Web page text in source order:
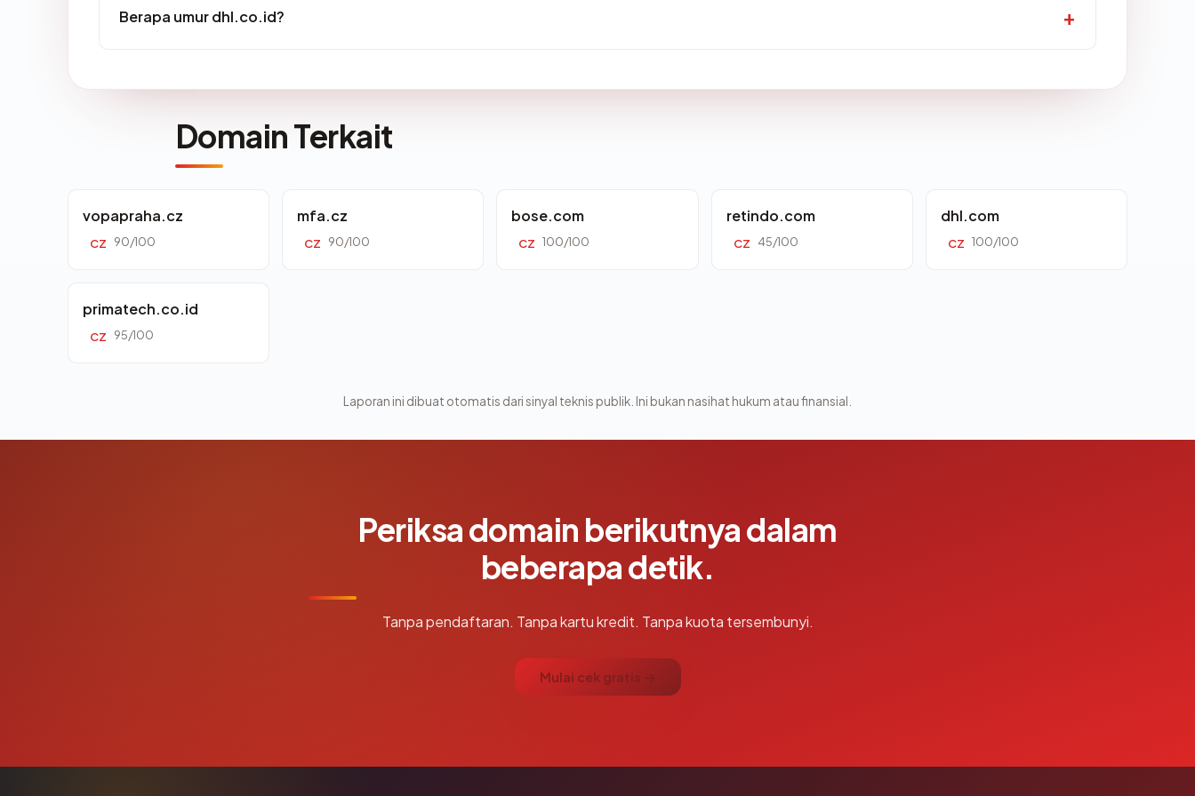
Berapa umur dhl.co.id?
Domain Terkait
vopapraha.cz
CZ 90/100
mfa.cz
CZ 90/100
bose.com
CZ 100/100
retindo.com
CZ 45/100
dhl.com
CZ 100/100
primatech.co.id
CZ 95/100
Laporan ini dibuat otomatis dari sinyal teknis publik. Ini bukan nasihat hukum atau finansial.
Periksa domain berikutnya dalam
beberapa detik.
Tanpa pendaftaran. Tanpa kartu kredit. Tanpa kuota tersembunyi.
Mulai cek gratis →